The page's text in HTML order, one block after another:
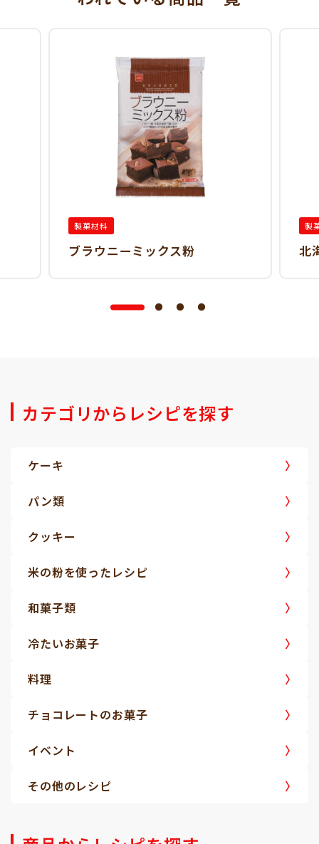
製菓材料
ブラウニーミックス粉
製
北
カテゴリからレシピを探す
ケーキ
パン類
クッキー
米の粉を使ったレシピ
和菓子類
冷たいお菓子
料理
チョコレートのお菓子
イベント
その他のレシピ